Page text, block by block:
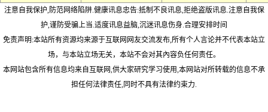
注意自我保护,防范网络陷阱.健康讯息忠告:抵制不良讯息,拒绝盗版讯息.注意自我保
护,谨防受骗上当.适度讯息益脑,沉迷讯息伤身.合理安排时间
免责声明:本站所有资源均来源于互联网网友交流发布,所有个人言论并不代表本站立
场，与本站立场无关，本站不会对其內容负任何责任。
本网站包含所有信息均来自互联网,供大家研究学习使用,本网站对所转载的信息不承
担任何法律责任,同时不具有法律约束力.